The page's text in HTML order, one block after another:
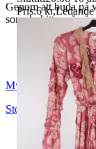
Genom att buda på
som du hittar på vår
Myrorna
Stockholm,Sverige
Pris:6 kr,Ledande